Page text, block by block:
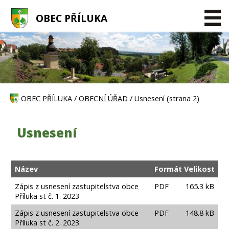
OBEC PŘÍLUKA
OBEC PŘÍLUKA /OBECNÍ ÚŘAD / Usnesení (strana 2)
Usnesení
Název Formát Velikost
Zápis z usnesení zastupitelstva obce
Příluka st č. 1. 2023
PDF 165.3 kB
Zápis z usnesení zastupitelstva obce
Příluka st č. 2. 2023
PDF 148.8 kB